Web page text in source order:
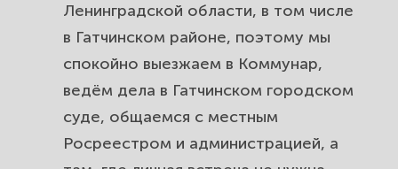
Споры по ЖКХ в Коммунаре.
Оспорим завышенные счета,
перерасчёт и навязанные услуги.
Защита прав потребителей в
Коммунаре. Вернём деньги за
Ленинградской области, в том числе
в Гатчинском районе, поэтому мы
спокойно выезжаем в Коммунар,
ведём дела в Гатчинском городском
суде, общаемся с местным
Росреестром и администрацией, а